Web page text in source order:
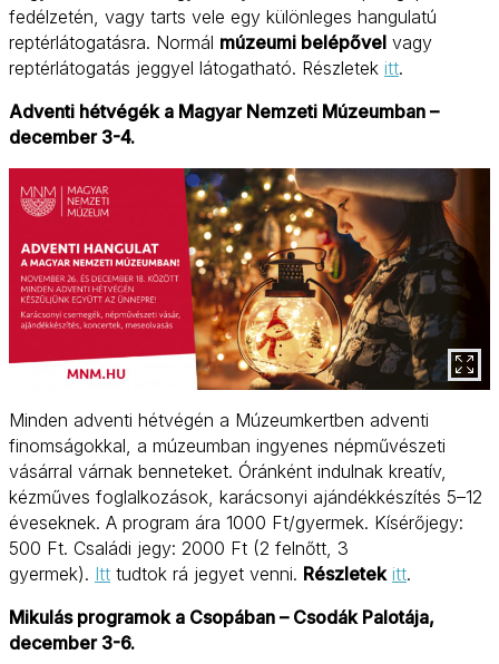
fedélzetén, vagy tarts vele egy különleges hangulatú
reptérlátogatásra. Normál múzeumi belépővel vagy
reptérlátogatás jeggyel látogatható. Részletek itt.
Adventi hétvégék a Magyar Nemzeti Múzeumban –
december 3-4.
Minden adventi hétvégén a Múzeumkertben adventi
finomságokkal, a múzeumban ingyenes népművészeti
vásárral várnak benneteket. Óránként indulnak kreatív,
kézműves foglalkozások, karácsonyi ajándékkészítés 5–12
éveseknek. A program ára 1000 Ft/gyermek. Kísérőjegy:
500 Ft. Családi jegy: 2000 Ft (2 felnőtt, 3
gyermek). Itt tudtok rá jegyet venni. Részletek itt.
Mikulás programok a Csopában – Csodák Palotája,
december 3-6.